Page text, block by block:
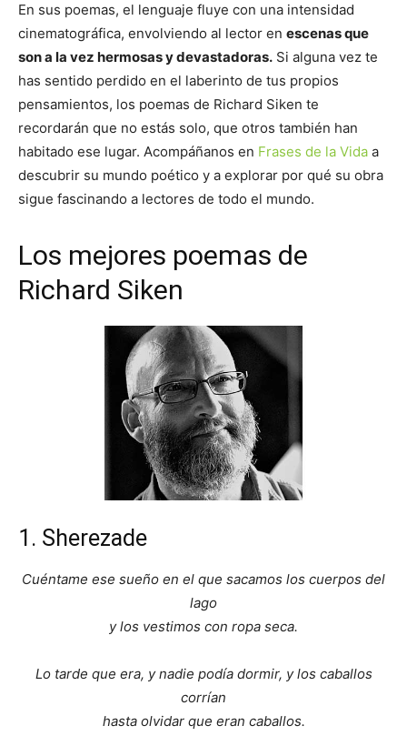
En sus poemas, el lenguaje fluye con una intensidad
cinematográfica, envolviendo al lector en escenas que
son a la vez hermosas y devastadoras. Si alguna vez te
has sentido perdido en el laberinto de tus propios
pensamientos, los poemas de Richard Siken te
recordarán que no estás solo, que otros también han
habitado ese lugar. Acompáñanos en Frases de la Vida a
descubrir su mundo poético y a explorar por qué su obra
sigue fascinando a lectores de todo el mundo.
Los mejores poemas de
Richard Siken
1. Sherezade
Cuéntame ese sueño en el que sacamos los cuerpos del
lago
y los vestimos con ropa seca.
Lo tarde que era, y nadie podía dormir, y los caballos
corrían
hasta olvidar que eran caballos.